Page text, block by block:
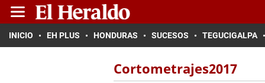
INICIO EH PLUS HONDURAS SUCESOS TEGUCIGALPA
Cortometrajes2017